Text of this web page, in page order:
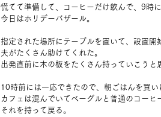
慌てて準備して、コーヒーだけ飲んで、9時
今日はホリデーバザール。
指定された場所にテーブルを置いて、設置開
夫がたくさん助けてくれた。
出発直前に木の板をたくさん持っていこうと
10時前には一応できたので、朝ごはんを買い
カフェは混んでいてベーグルと普通のコーヒ
それを持って戻る。